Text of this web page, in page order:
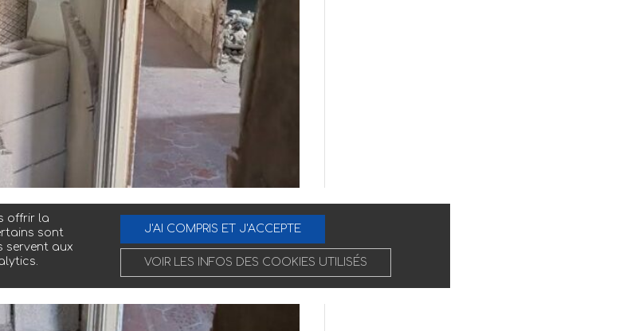
offrir la
sont
servent aux
J'AI COMPRIS ET J'ACCEPTE
VOIR LES INFOS DES COOKIES UTILISÉS